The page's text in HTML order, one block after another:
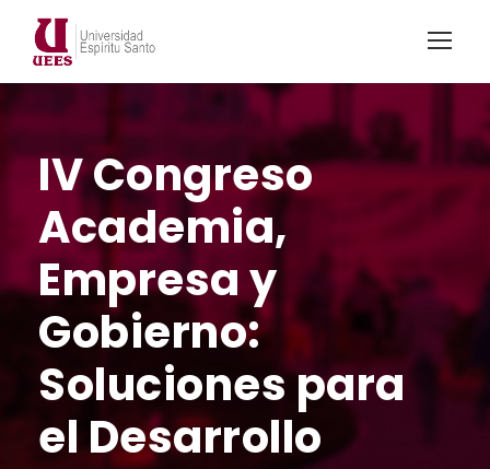
IV Congreso
Academia,
Empresa y
Gobierno:
Soluciones para
el Desarrollo